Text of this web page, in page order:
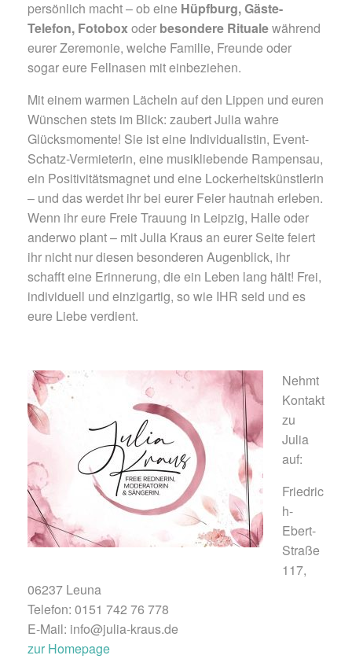
persönlich macht – ob eine Hüpfburg, Gäste-
Telefon, Fotoboxoder besondere Ritualewährend
eurer Zeremonie, welche Familie, Freunde oder
sogar eure Fellnasen mit einbeziehen.
Mit einem warmen Lächeln auf den Lippen und euren
Wünschen stets im Blick: zaubert Julia wahre
Glücksmomente! Sie ist eine Individualistin, Event-
Schatz-Vermieterin, eine musikliebende Rampensau,
ein Positivitätsmagnet und eine Lockerheitskünstlerin
– und das werdet ihr bei eurer Feier hautnah erleben.
Wenn ihr eure Freie Trauung in Leipzig, Halle oder
anderwo plant – mit Julia Kraus an eurer Seite feiert
ihr nicht nur diesen besonderen Augenblick, ihr
schafft eine Erinnerung, die ein Leben lang hält! Frei,
individuell und einzigartig, so wie IHR seid und es
eure Liebe verdient.
Nehmt
Kontakt
zu
Julia
auf:
Friedric
h-
Ebert-
Straße
117,
06237 Leuna
Telefon: 0151 742 76 778
E-Mail: info@julia-kraus.de
zur Homepage